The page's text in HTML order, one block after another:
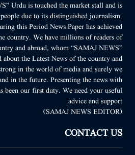
Urdu is touched the market stall and is
due to its distinguished journalism.
this Period News Paper has achieved
country. We have millions of readers of
and abroad, whom “SAMAJ NEWS”
about the Latest News of the country and
in the world of media and surely we
in the future. Presenting the news with
been our first duty. We need your useful
advice and support.
(SAMAJ NEWS EDITOR)
CONTACT US